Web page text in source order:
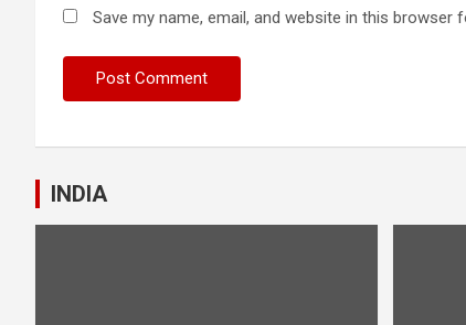
Save my name, email, and website in this browser
INDIA